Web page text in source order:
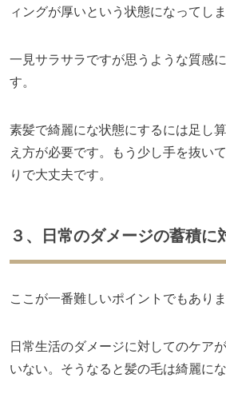
ィングが厚いという状態になってし
一見サラサラですが思うような質感
す。
素髪で綺麗にな状態にするには足し
え方が必要です。もう少し手を抜い
りで大丈夫です。
３、日常のダメージの蓄積に
ここが一番難しいポイントでもありま
日常生活のダメージに対してのケア
いない。そうなると髪の毛は綺麗に